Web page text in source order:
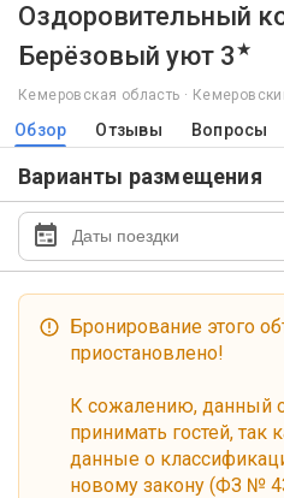
Оздоровительный
Берёзовый уют 3★
Кемеровская область ·
Обзор Отзывы Вопросы
Варианты размещения
Бронирование этого
приостановлено!
К сожалению, данный
принимать гостей, так
данные о
новому закону (ФЗ №